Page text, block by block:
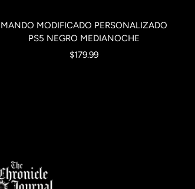
MANDO MODIFICADO PERSONALIZADO
PS5 NEGRO MEDIANOCHE
Precio
$179.99